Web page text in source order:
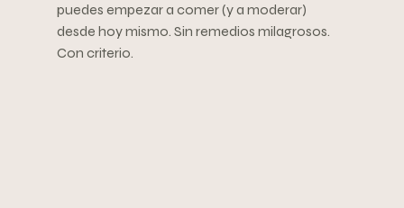
puedes empezar a comer (y a moderar)
desde hoy mismo. Sin remedios milagrosos.
Con criterio.